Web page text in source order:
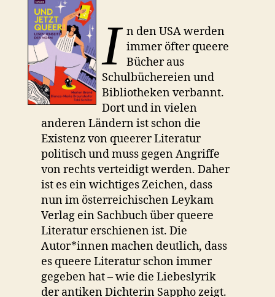
I n den USA werden
immer öfter queere
Bücher aus
Schulbüchereien und
Bibliotheken verbannt.
Dort und in vielen
anderen Ländern ist schon die
Existenz von queerer Literatur
politisch und muss gegen Angriffe
von rechts verteidigt werden. Daher
ist es ein wichtiges Zeichen, dass
nun im österreichischen Leykam
Verlag ein Sachbuch über queere
Literatur erschienen ist. Die
Autor*innen machen deutlich, dass
es queere Literatur schon immer
gegeben hat – wie die Liebeslyrik
der antiken Dichterin Sappho zeigt.